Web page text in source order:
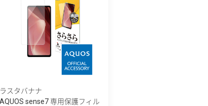
ラスタバナナ
AQUOS sense7 専用保護フィル